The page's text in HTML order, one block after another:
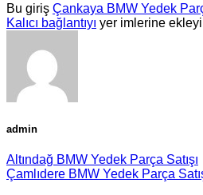
Bu giriş Çankaya BMW Yedek
Kalıcı bağlantıyı yer imlerine
admin
Altındağ BMW Yedek Parça Satışı
Çamlıdere BMW Yedek Parça